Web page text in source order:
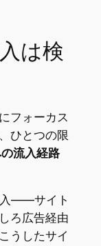
は検
フォーカス
ひとつの限
流入経路
入——サイト
ろ広告経由
うしたサイ